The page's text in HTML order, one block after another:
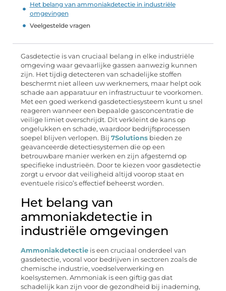
Het belang van ammoniakdetectie in industriële
omgevingen
Veelgestelde vragen
Gasdetectie is van cruciaal belang in elke industriële
omgeving waar gevaarlijke gassen aanwezig kunnen
zijn. Het tijdig detecteren van schadelijke stoffen
beschermt niet alleen uw werknemers, maar helpt ook
schade aan apparatuur en infrastructuur te voorkomen.
Met een goed werkend gasdetectiesysteem kunt u snel
reageren wanneer een bepaalde gasconcentratie de
veilige limiet overschrijdt. Dit verkleint de kans op
ongelukken en schade, waardoor bedrijfsprocessen
soepel blijven verlopen. Bij 7Solutions bieden ze
geavanceerde detectiesystemen die op een
betrouwbare manier werken en zijn afgestemd op
specifieke industrieën. Door te kiezen voor gasdetectie
zorgt u ervoor dat veiligheid altijd voorop staat en
eventuele risico’s effectief beheerst worden.
Het belang van
ammoniakdetectie in
industriële omgevingen
Ammoniakdetectie is een cruciaal onderdeel van
gasdetectie, vooral voor bedrijven in sectoren zoals de
chemische industrie, voedselverwerking en
koelsystemen. Ammoniak is een giftig gas dat
schadelijk kan zijn voor de gezondheid bij inademing,